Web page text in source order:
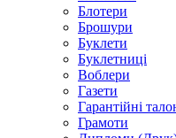
Блотери
Брошури
Буклети
Буклетниці
Воблери
Газети
Гарантійні
Грамоти